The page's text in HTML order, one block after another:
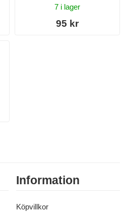
7 i lager
95 kr
Information
Köpvillkor